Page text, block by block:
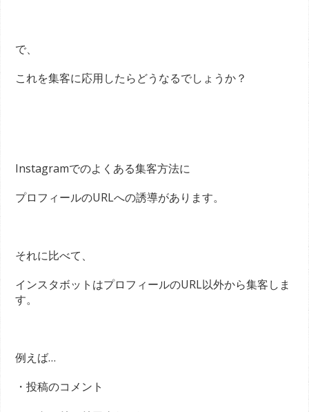
で、
これを集客に応用したらどうなるでしょうか？
Instagramでのよくある集客方法に
プロフィールのURLへの誘導があります。
それに比べて、
インスタボットはプロフィールのURL以外から集客しま
す。
例えば…
・投稿のコメント